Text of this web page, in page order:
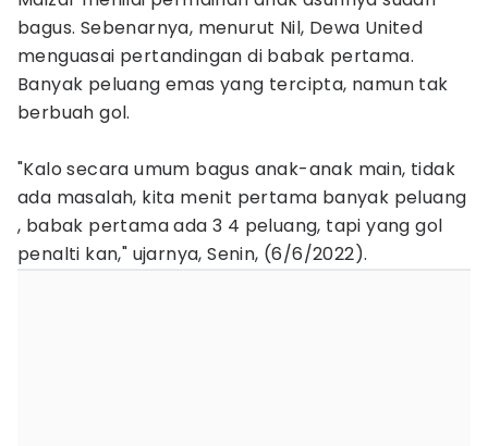
bagus. Sebenarnya, menurut Nil, Dewa United
menguasai pertandingan di babak pertama.
Banyak peluang emas yang tercipta, namun tak
berbuah gol.
"Kalo secara umum bagus anak-anak main, tidak
ada masalah, kita menit pertama banyak peluang
, babak pertama ada 3 4 peluang, tapi yang gol
penalti kan," ujarnya, Senin, (6/6/2022).